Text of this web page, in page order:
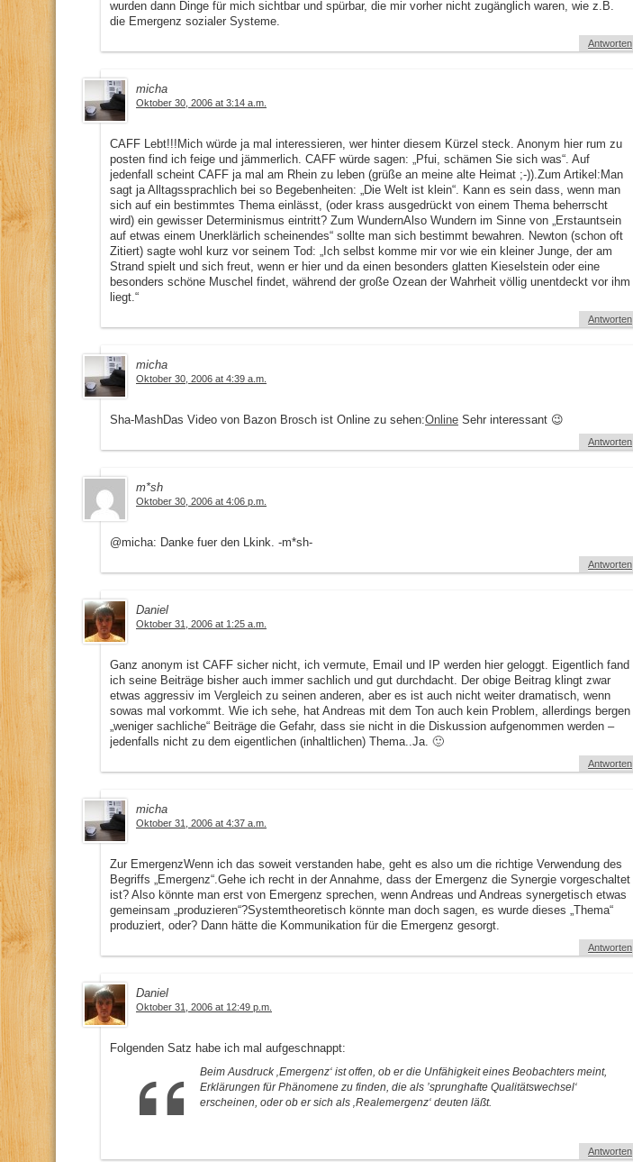
wurden dann Dinge für mich sichtbar und spürbar, die mir vorher nicht zugänglich waren, wie z.B.
die Emergenz sozialer Systeme.
Antworten
micha
Oktober 30, 2006 at 3:14 a.m.
CAFF Lebt!!!Mich würde ja mal interessieren, wer hinter diesem Kürzel steck. Anonym hier rum zu
posten find ich feige und jämmerlich. CAFF würde sagen: „Pfui, schämen Sie sich was“. Auf
jedenfall scheint CAFF ja mal am Rhein zu leben (grüße an meine alte Heimat ;-)).Zum Artikel:Man
sagt ja Alltagssprachlich bei so Begebenheiten: „Die Welt ist klein“. Kann es sein dass, wenn man
sich auf ein bestimmtes Thema einlässt, (oder krass ausgedrückt von einem Thema beherrscht
wird) ein gewisser Determinismus eintritt? Zum WundernAlso Wundern im Sinne von „Erstauntsein
auf etwas einem Unerklärlich scheinendes“ sollte man sich bestimmt bewahren. Newton (schon oft
Zitiert) sagte wohl kurz vor seinem Tod: „Ich selbst komme mir vor wie ein kleiner Junge, der am
Strand spielt und sich freut, wenn er hier und da einen besonders glatten Kieselstein oder eine
besonders schöne Muschel findet, während der große Ozean der Wahrheit völlig unentdeckt vor ihm
liegt.“
Antworten
micha
Oktober 30, 2006 at 4:39 a.m.
Sha-MashDas Video von Bazon Brosch ist Online zu sehen:Online Sehr interessant 😉
Antworten
m*sh
Oktober 30, 2006 at 4:06 p.m.
@micha: Danke fuer den Lkink. -m*sh-
Antworten
Daniel
Oktober 31, 2006 at 1:25 a.m.
Ganz anonym ist CAFF sicher nicht, ich vermute, Email und IP werden hier geloggt. Eigentlich fand
ich seine Beiträge bisher auch immer sachlich und gut durchdacht. Der obige Beitrag klingt zwar
etwas aggressiv im Vergleich zu seinen anderen, aber es ist auch nicht weiter dramatisch, wenn
sowas mal vorkommt. Wie ich sehe, hat Andreas mit dem Ton auch kein Problem, allerdings bergen
„weniger sachliche“ Beiträge die Gefahr, dass sie nicht in die Diskussion aufgenommen werden –
jedenfalls nicht zu dem eigentlichen (inhaltlichen) Thema..Ja. 🙂
Antworten
micha
Oktober 31, 2006 at 4:37 a.m.
Zur EmergenzWenn ich das soweit verstanden habe, geht es also um die richtige Verwendung des
Begriffs „Emergenz“.Gehe ich recht in der Annahme, dass der Emergenz die Synergie vorgeschaltet
ist? Also könnte man erst von Emergenz sprechen, wenn Andreas und Andreas synergetisch etwas
gemeinsam „produzieren“?Systemtheoretisch könnte man doch sagen, es wurde dieses „Thema“
produziert, oder? Dann hätte die Kommunikation für die Emergenz gesorgt.
Antworten
Daniel
Oktober 31, 2006 at 12:49 p.m.
Folgenden Satz habe ich mal aufgeschnappt:
Beim Ausdruck ‚Emergenz‘ ist offen, ob er die Unfähigkeit eines Beobachters meint,
Erklärungen für Phänomene zu finden, die als ’sprunghafte Qualitätswechsel‘
erscheinen, oder ob er sich als ‚Realemergenz‘ deuten läßt.
Antworten